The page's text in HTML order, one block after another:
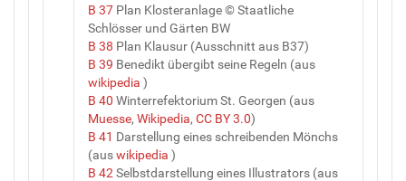
B 37 Plan Klosteranlage © Staatliche
Schlösser und Gärten BW
B 38 Plan Klausur (Ausschnitt aus B37)
B 39 Benedikt übergibt seine Regeln (aus
wikipedia )
B 40 Winterrefektorium St. Georgen (aus
Muesse, Wikipedia, CC BY 3.0)
B 41 Darstellung eines schreibenden Mönchs
(auswikipedia )
B 42 Selbstdarstellung eines Illustrators (aus